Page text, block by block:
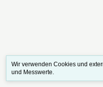
Wir verwenden Cookies und
und Messwerte.